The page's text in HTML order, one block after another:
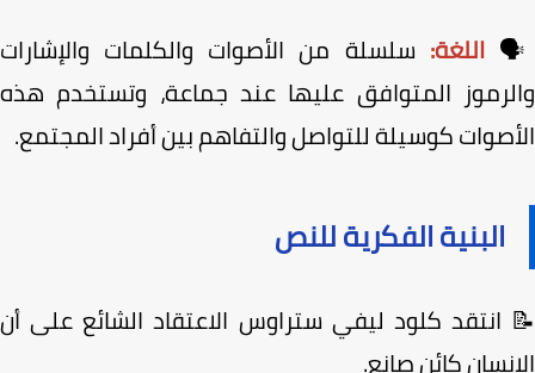
اللغة:سلسلة من الأصوات والكلمات والإشارات
المتوافق عليها عند جماعة، وتستخدم هذه
كوسيلة للتواصل والتفاهم بين أفراد المجتمع.
البنية الفكرية للنص
كلود ليفي ستراوس الاعتقاد الشائع على أن
كائن صانع.